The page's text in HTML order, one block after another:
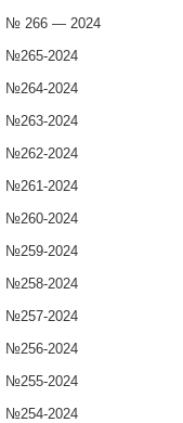
№ 266 — 2024
№265-2024
№264-2024
№263-2024
№262-2024
№261-2024
№260-2024
№259-2024
№258-2024
№257-2024
№256-2024
№255-2024
№254-2024